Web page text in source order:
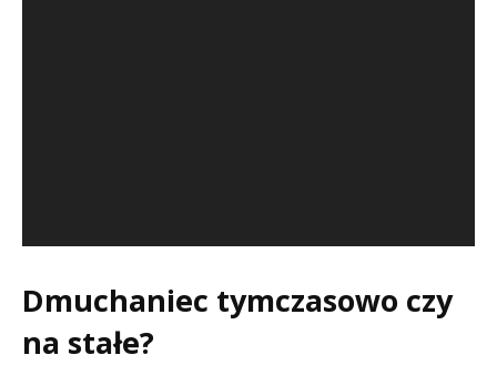
Dmuchaniec tymczasowo czy
na stałe?